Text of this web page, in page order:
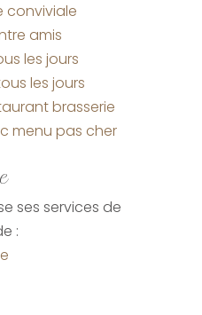
conviviale
amis
les jours
les jours
brasserie
menu pas cher
ses services de
: